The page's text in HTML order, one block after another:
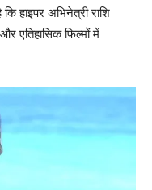
हाइपर अभिनेत्री राशि
एतिहासिक फिल्‍मों में